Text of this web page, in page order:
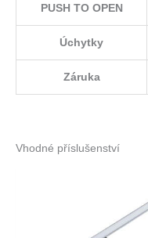
PUSH TO OPEN
Úchytky
Záruka
Vhodné příslušenství